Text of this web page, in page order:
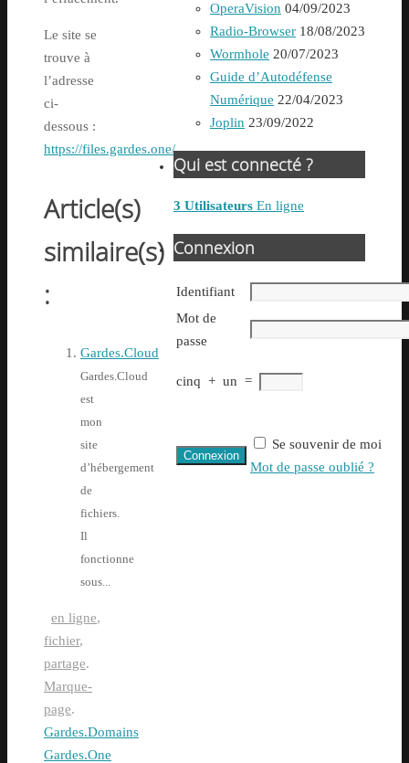
Le site se
trouve à
l’adresse
ci-
dessous :
https://files.gardes.one/
Article(s)
similaire(s)
:
Gardes.Cloud
Gardes.Cloud
est
mon
site
d’hébergement
de
fichiers.
Il
fonctionne
sous...
en ligne,
fichier,
partage.
Marque-
page.
Gardes.Domains
Gardes.One
OperaVision 04/09/2023
Radio-Browser 18/08/2023
Wormhole 20/07/2023
Guide d’Autodéfense
Numérique 22/04/2023
Joplin 23/09/2022
Qui est connecté ?
3 Utilisateurs En ligne
Connexion
Identifiant
Mot de
passe
cinq + un =
Se souvenir de moi
Mot de passe oublié ?